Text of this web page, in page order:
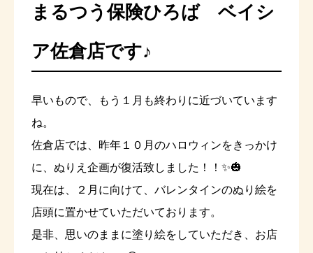
まるつう保険ひろば ベイシ
ア佐倉店です♪
早いもので、もう１月も終わりに近づいています
ね。
佐倉店では、昨年１０月のハロウィンをきっかけ
に、ぬりえ企画が復活致しました！！✨🎃
現在は、２月に向けて、バレンタインのぬり絵を
店頭に置かせていただいております。
是非、思いのままに塗り絵をしていただき、お店